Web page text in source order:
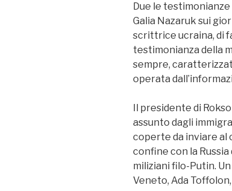
Due le
Galia Nazaruk sui
scrittrice ucraina, di
testimonianza della
sempre,
operata
Il presidente di
assunto dagli
coperte da inviare al
confine con la
miliziani filo-Putin.
Veneto, Ada